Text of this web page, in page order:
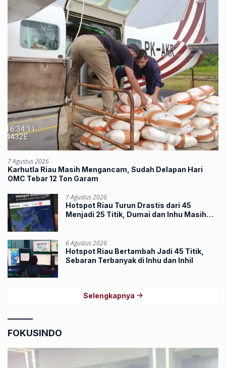
7 Agustus 2026
Karhutla Riau Masih Mengancam, Sudah Delapan Hari
OMC Tebar 12 Ton Garam
7 Agustus 2026
Hotspot Riau Turun Drastis dari 45
Menjadi 25 Titik, Dumai dan Inhu Masih
6 Agustus 2026
Hotspot Riau Bertambah Jadi 45 Titik,
Sebaran Terbanyak di Inhu dan Inhil
Selengkapnya
FOKUSINDO